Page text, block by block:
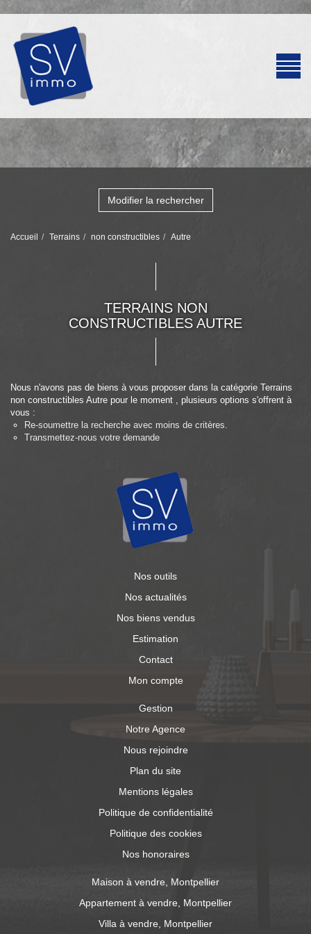
Modifier la rechercher
Accueil Terrains non constructibles Autre
TERRAINS NON
CONSTRUCTIBLES AUTRE
Nous n'avons pas de biens à vous proposer dans la catégorie Terrains
non constructibles Autre pour le moment , plusieurs options s'offrent à
vous :
Re-soumettre la recherche avec moins de critères.
Transmettez-nous votre demande
Nos outils
Nos actualités
Nos biens vendus
Estimation
Contact
Mon compte
Gestion
Notre Agence
Nous rejoindre
Plan du site
Mentions légales
Politique de confidentialité
Politique des cookies
Nos honoraires
Maison à vendre, Montpellier
Appartement à vendre, Montpellier
Villa à vendre, Montpellier